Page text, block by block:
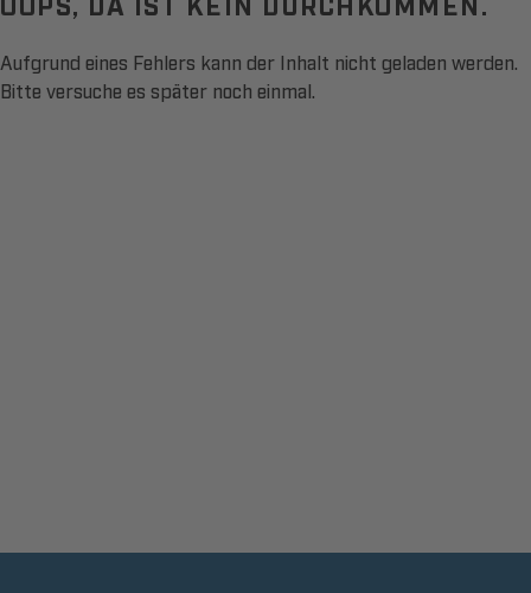
Aufgrund eines Fehlers kann der Inhalt nicht geladen werden.
Bitte versuche es später noch einmal.